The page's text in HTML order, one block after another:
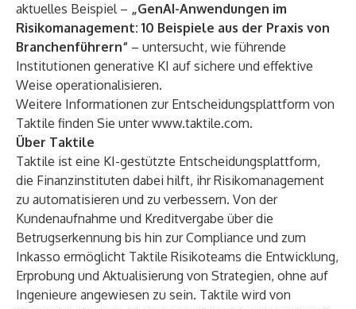
aktuelles Beispiel – „GenAI-Anwendungen im
Risikomanagement: 10 Beispiele aus der Praxis von
Branchenführern“ – untersucht, wie führende
Institutionen generative KI auf sichere und effektive
Weise operationalisieren.
Weitere Informationen zur Entscheidungsplattform von
Taktile finden Sie unterwww.taktile.com.
Über Taktile
Taktile ist eine KI-gestützte Entscheidungsplattform,
die Finanzinstituten dabei hilft, ihr Risikomanagement
zu automatisieren und zu verbessern. Von der
Kundenaufnahme und Kreditvergabe über die
Betrugserkennung bis hin zur Compliance und zum
Inkasso ermöglicht Taktile Risikoteams die Entwicklung,
Erprobung und Aktualisierung von Strategien, ohne auf
Ingenieure angewiesen zu sein. Taktile wird von